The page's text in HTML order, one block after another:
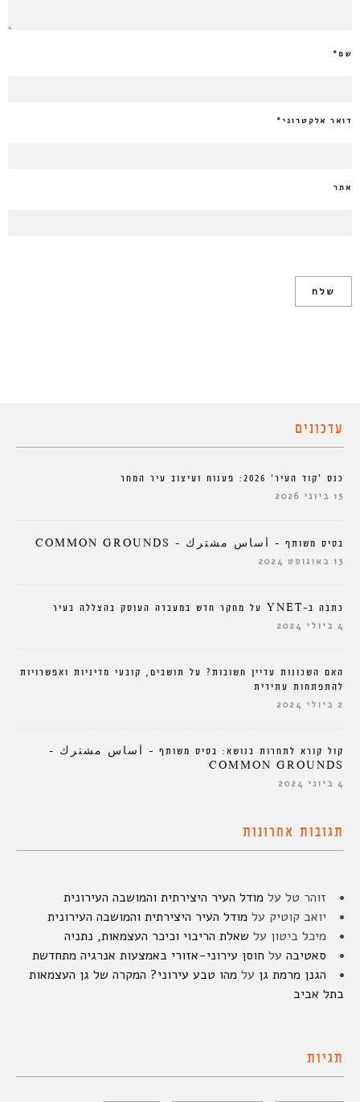
שם*
דואר אלקטרוני *
אתר
עדכונים
כנס ‘קוד העיר’ 2026: פענוח ועיצוב עיר המחר
15 ביוני 2026
בסיס משותף – أساس مشترك – COMMON GROUNDS
13 באוגוסט 2024
כתבה ב-YNET על מחקר חדש במעבדה העוסק בהצללה בעיר
4 ביולי 2024
האם השכונות עדיין חשובות? על תושבים, קובעי מדיניות ואפשרויות
להתפתחות עתידית
2 ביולי 2024
קול קורא לתחרות בנושא: בסיס משותף – أساس مشترك –
COMMON GROUNDS
4 ביוני 2024
תגובות אחרונות
זוהר טל על מודל העיר היצירתית והמושבה העירונית
יואב קוטיק על מודל העיר היצירתית והמושבה העירונית
מיכל ביטון על שאלת הריבוי וכיכר העצמאות, נתניה
סאטיבה על חוסן עירוני-אזורי באמצעות אנרגיה מתחדשת
הגנן מרמת גן על מהו טבע עירוני? המקרה של גן העצמאות
בתל אביב
תגיות